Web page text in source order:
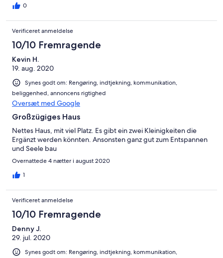
0
Verificeret anmeldelse
10/10 Fremragende
Kevin H.
19. aug. 2020
Synes godt om: Rengøring, indtjekning, kommunikation,
beliggenhed, annoncens rigtighed
Oversæt med Google
Großzügiges Haus
Nettes Haus, mit viel Platz. Es gibt ein zwei Kleinigkeiten die
Ergänzt werden könnten. Ansonsten ganz gut zum Entspannen
und Seele bau
Overnattede 4 nætter i august 2020
1
Verificeret anmeldelse
10/10 Fremragende
Denny J.
29. jul. 2020
Synes godt om: Rengøring, indtjekning, kommunikation,